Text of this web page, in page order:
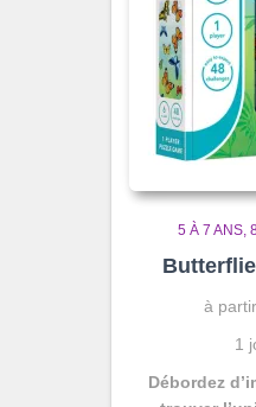
5 À 7 ANS
à
1
Débordez